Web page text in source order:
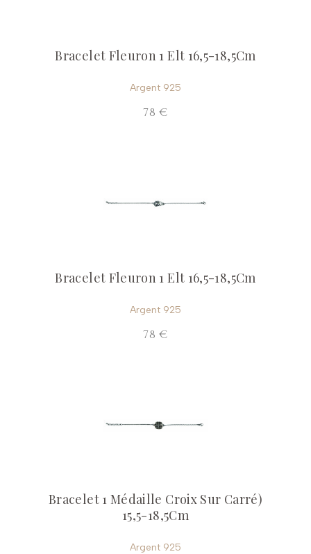
Bracelet Fleuron 1 Elt 16,5-18,5Cm
Argent 925
78 €
Bracelet Fleuron 1 Elt 16,5-18,5Cm
Argent 925
78 €
Bracelet 1 Médaille Croix Sur Carré)
15,5-18,5Cm
Argent 925